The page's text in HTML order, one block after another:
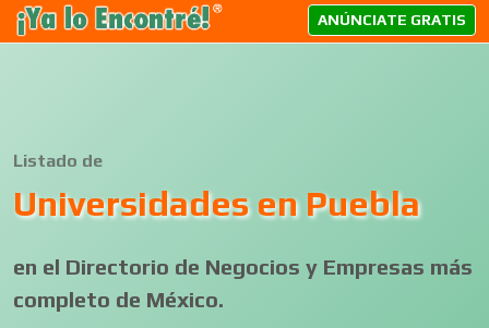
ANÚNCIATE GRATIS
Listado de
Universidades en Puebla
en el Directorio de Negocios y Empresas más
completo de México.